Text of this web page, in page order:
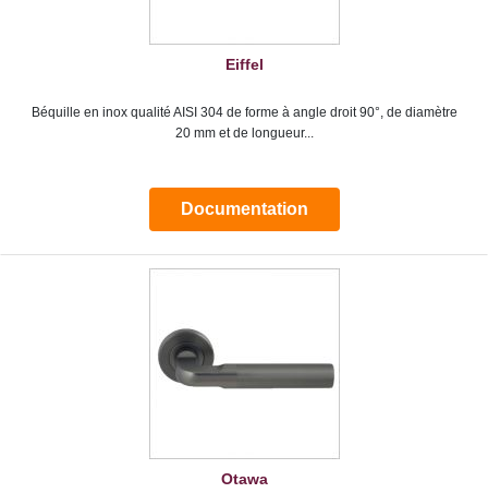
Eiffel
Béquille en inox qualité AISI 304 de forme à angle droit 90°, de diamètre
20 mm et de longueur...
Documentation
Otawa